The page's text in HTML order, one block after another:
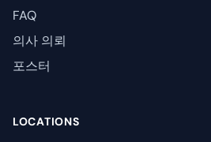
FAQ
의사 의뢰
포스터
LOCATIONS